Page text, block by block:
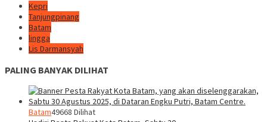
Kepri
Tanjungpinang
Batam
lingga
Lis Darmansyah
PALING BANYAK DILIHAT
Batam49668 Dilihat